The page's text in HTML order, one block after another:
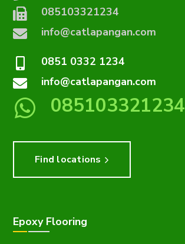
085103321234
info@catlapangan.com
0851 0332 1234
info@catlapangan.com
085103321234
Find locations
Epoxy Flooring